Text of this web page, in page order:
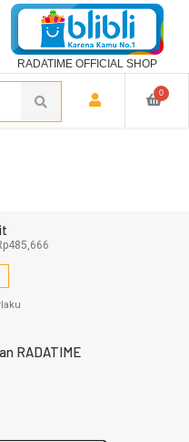
RADATIME OFFICIAL SHOP
0
RADATIME